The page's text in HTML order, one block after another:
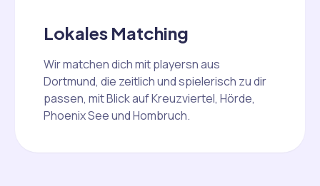
Lokales Matching
Wir matchen dich mit playersn aus
Dortmund, die zeitlich und spielerisch zu dir
passen, mit Blick auf Kreuzviertel, Hörde,
Phoenix See und Hombruch.